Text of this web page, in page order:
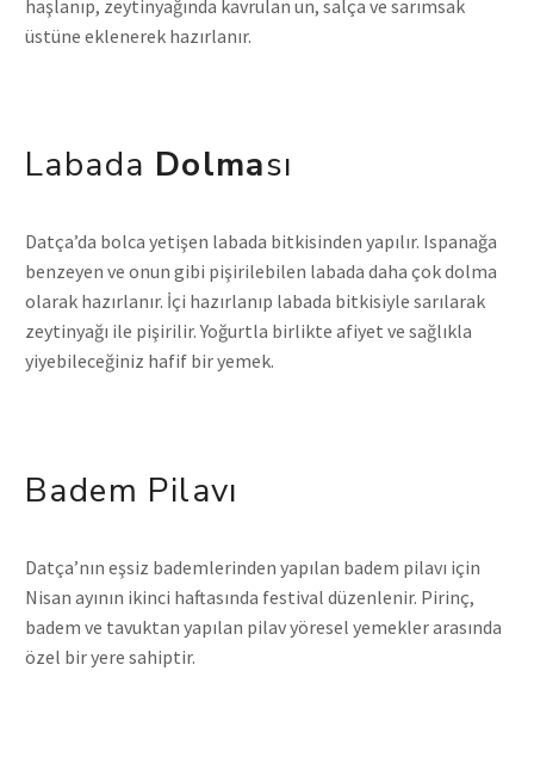
haşlanıp, zeytinyağında kavrulan un, salça ve sarımsak
üstüne eklenerek hazırlanır.
Labada DolmaSı
Datça’da bolca yetişen labada bitkisinden yapılır. Ispanağa
benzeyen ve onun gibi pişirilebilen labada daha çok dolma
olarak hazırlanır. İçi hazırlanıp labada bitkisiyle sarılarak
zeytinyağı ile pişirilir. Yoğurtla birlikte afiyet ve sağlıkla
yiyebileceğiniz hafif bir yemek.
Badem Pilavı
Datça’nın eşsiz bademlerinden yapılan badem pilavı için
Nisan ayının ikinci haftasında festival düzenlenir. Pirinç,
badem ve tavuktan yapılan pilav yöresel yemekler arasında
özel bir yere sahiptir.